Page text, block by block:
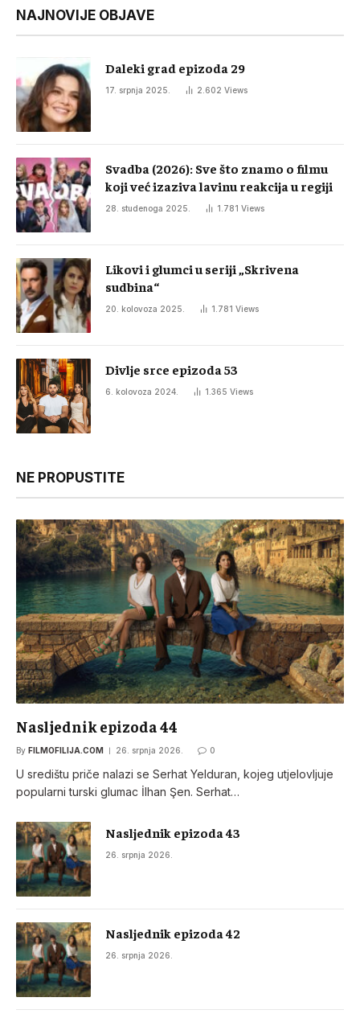
NAJNOVIJE OBJAVE
Daleki grad epizoda 29
17. srpnja 2025. 2.602 Views
Svadba (2026): Sve što znamo o filmu
koji već izaziva lavinu reakcija u regiji
28. studenoga 2025. 1.781 Views
Likovi i glumci u seriji „Skrivena
sudbina“
20. kolovoza 2025. 1.781 Views
Divlje srce epizoda 53
6. kolovoza 2024. 1.365 Views
NE PROPUSTITE
Nasljednik epizoda 44
By FILMOFILIJA.COM 26. srpnja 2026. 0
U središtu priče nalazi se Serhat Yelduran, kojeg utjelovljuje
popularni turski glumac İlhan Şen. Serhat…
Nasljednik epizoda 43
26. srpnja 2026.
Nasljednik epizoda 42
26. srpnja 2026.